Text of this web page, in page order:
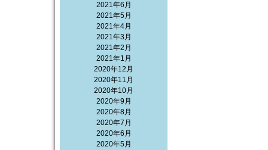
2021年6月
2021年5月
2021年4月
2021年3月
2021年2月
2021年1月
2020年12月
2020年11月
2020年10月
2020年9月
2020年8月
2020年7月
2020年6月
2020年5月